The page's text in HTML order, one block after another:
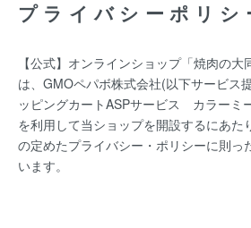
プライバシーポリシ
【公式】オンラインショップ「焼肉の
は、 GMOペパボ株式会社(以下サービス
ッピングカートASPサービス カラーミ
を利用して当ショップを開設するにあた
の定めたプライバシー・ポリシーに則っ
います。